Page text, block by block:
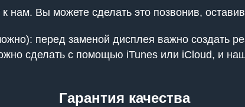
Вы можете сделать это позвонив,
перед заменой дисплея важно создать
сделать с помощью iTunes или iCloud, и
Гарантия качества